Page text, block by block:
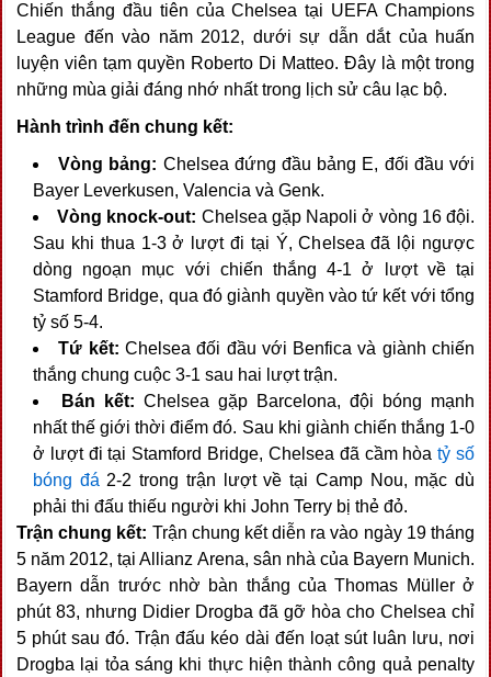
Chiến thắng đầu tiên của Chelsea tại UEFA Champions
League đến vào năm 2012, dưới sự dẫn dắt của huấn
luyện viên tạm quyền Roberto Di Matteo. Đây là một trong
những mùa giải đáng nhớ nhất trong lịch sử câu lạc bộ.
Hành trình đến chung kết:
Vòng bảng: Chelsea đứng đầu bảng E, đối đầu với
Bayer Leverkusen, Valencia và Genk.
Vòng knock-out: Chelsea gặp Napoli ở vòng 16 đội.
Sau khi thua 1-3 ở lượt đi tại Ý, Chelsea đã lội ngược
dòng ngoạn mục với chiến thắng 4-1 ở lượt về tại
Stamford Bridge, qua đó giành quyền vào tứ kết với tổng
tỷ số 5-4.
Tứ kết: Chelsea đối đầu với Benfica và giành chiến
thắng chung cuộc 3-1 sau hai lượt trận.
Bán kết: Chelsea gặp Barcelona, đội bóng mạnh
nhất thế giới thời điểm đó. Sau khi giành chiến thắng 1-0
ở lượt đi tại Stamford Bridge, Chelsea đã cầm hòatỷ số
bóng đá 2-2 trong trận lượt về tại Camp Nou, mặc dù
phải thi đấu thiếu người khi John Terry bị thẻ đỏ.
Trận chung kết: Trận chung kết diễn ra vào ngày 19 tháng
5 năm 2012, tại Allianz Arena, sân nhà của Bayern Munich.
Bayern dẫn trước nhờ bàn thắng của Thomas Müller ở
phút 83, nhưng Didier Drogba đã gỡ hòa cho Chelsea chỉ
5 phút sau đó. Trận đấu kéo dài đến loạt sút luân lưu, nơi
Drogba lại tỏa sáng khi thực hiện thành công quả penalty